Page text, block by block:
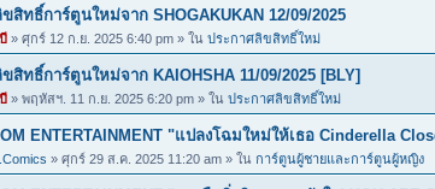
สิทธิ์การ์ตูนใหม่จาก SHOGAKUKAN 12/09/2025
» ศุกร์ 12 ก.ย. 2025 6:40 pm » ใน ประกาศลิขสิทธิ์ใหม่
สิทธิ์การ์ตูนใหม่จาก KAIOHSHA 11/09/2025 [BLY]
» พฤหัสฯ. 11 ก.ย. 2025 6:20 pm » ใน ประกาศลิขสิทธิ์ใหม่
ENTERTAINMENT "แปลงโฉมใหม่ให้เธอ Cinderella
» ศุกร์ 29 ส.ค. 2025 11:20 am » ใน การ์ตูนผู้ชายและการ์ตูนผู้หญิง